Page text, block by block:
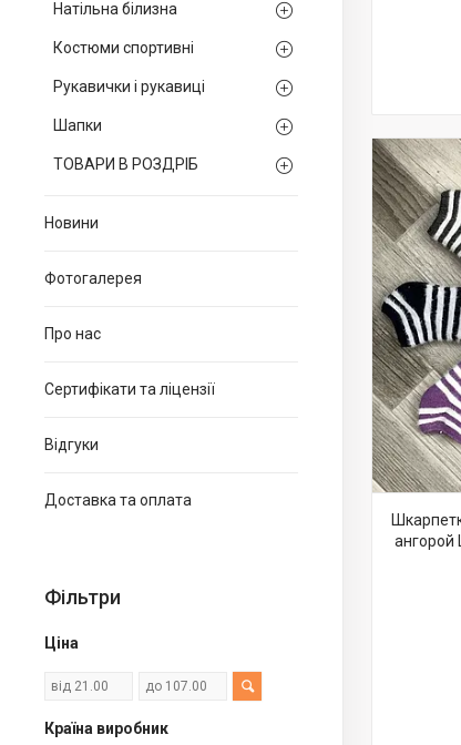
Натільна білизна
Костюми спортивні
Рукавички і рукавиці
Шапки
ТОВАРИ В РОЗДРІБ
Новини
Фотогалерея
Про нас
Сертифікати та ліцензії
Відгуки
Доставка та оплата
Фільтри
Ціна
Країна виробник
ангорой